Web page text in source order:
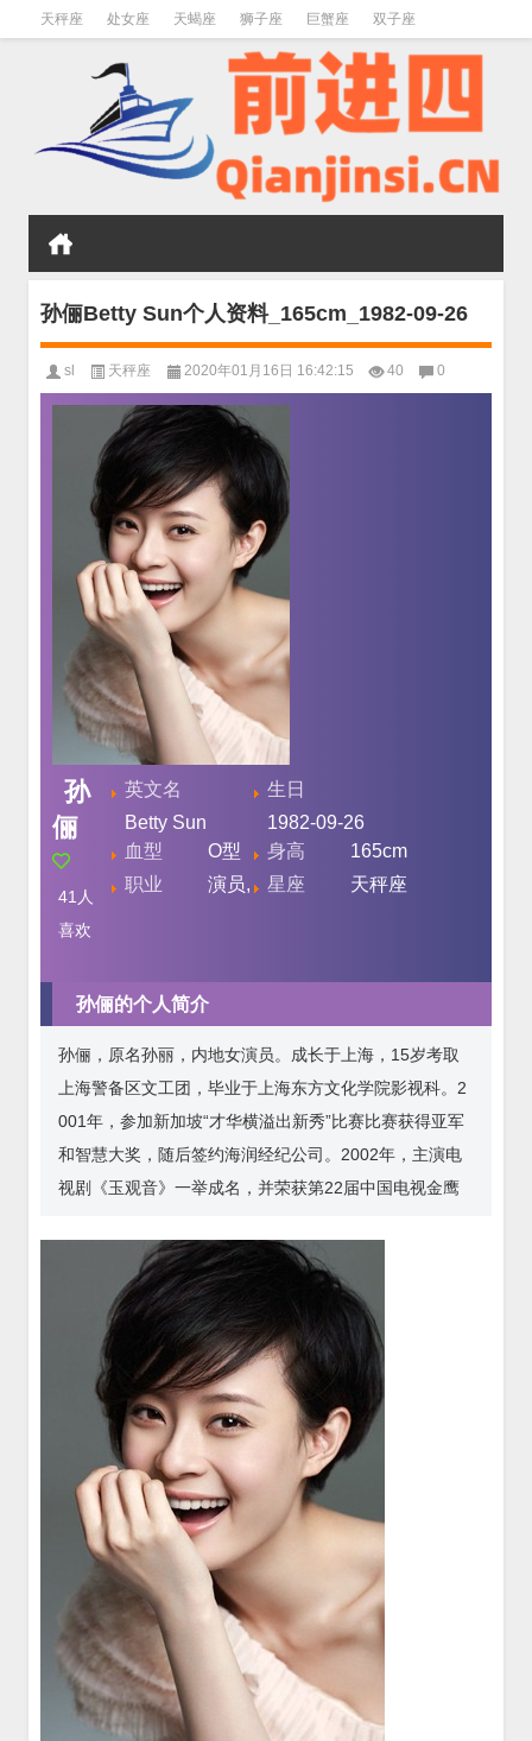
天秤座 处女座 天蝎座 狮子座 巨蟹座 双子座
孙俪Betty Sun个人资料_165cm_1982-09-26
sl 天秤座 2020年01月16日 16:42:15 40 0
孙
俪
41 人
喜欢
英文名
Betty Sun
生日
1982-09-26
血型
O型 身高
165cm
职业
演员, 星座 天秤座
孙俪的个人简介
孙俪，原名孙丽，内地女演员。成长于上海，15岁考取
上海警备区文工团，毕业于上海东方文化学院影视科。2
001年，参加新加坡“才华横溢出新秀”比赛比赛获得亚军
和智慧大奖，随后签约海润经纪公司。2002年，主演电
视剧《玉观音》一举成名，并荣获第22届中国电视金鹰